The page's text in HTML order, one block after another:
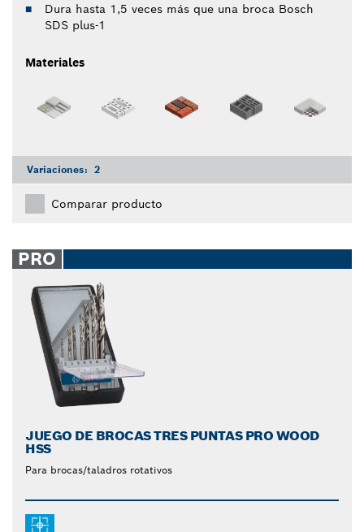
Dura hasta 1,5 veces más que una broca Bosch
SDS plus-1
Materiales
Variaciones: 2
Comparar producto
PRO
JUEGO DE BROCAS TRES PUNTAS PRO WOOD
HSS
Para brocas/taladros rotativos